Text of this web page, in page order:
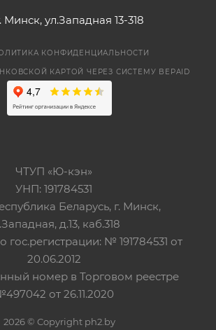
Минск, ул.Западная 13-318
КОНФИДЕНЦИАЛЬНОСТИ
КАРТОЙ ЧЕРЕЗ СИСТЕМУ BEPAID
ЧТУП «Ю-кэн»
УНП: 191784531
Беларусь, г. Минск,
д.13, каб.318
гос.регистрации: № 191784531 от
20.06.2012
номер в Торговом реестре
от 26.11.2020
2026 © Copyright ph2.by